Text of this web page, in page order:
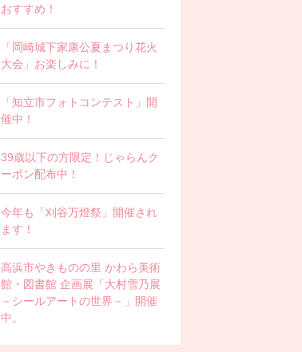
おすすめ！
「岡崎城下家康公夏まつり花火
大会」お楽しみに！
「知立市フォトコンテスト」開
催中！
39歳以下の方限定！じゃらんク
ーポン配布中！
今年も「刈谷万燈祭」開催され
ます！
高浜市やきものの里 かわら美術
館・図書館 企画展「大村雪乃展
－シールアートの世界－」開催
中。